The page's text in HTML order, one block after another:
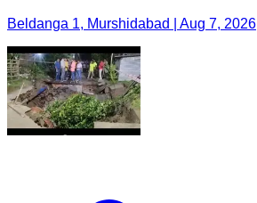
Beldanga 1, Murshidabad | Aug 7, 2026